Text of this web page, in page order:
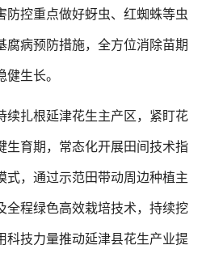
防控重点做好蚜虫、红蜘蛛等虫
腐病预防措施，全方位消除苗期
生长。
扎根延津花生主产区，紧盯花
生育期，常态化开展田间技术指
式，通过示范田带动周边种植主
全程绿色高效栽培技术，持续挖
科技力量推动延津县花生产业提